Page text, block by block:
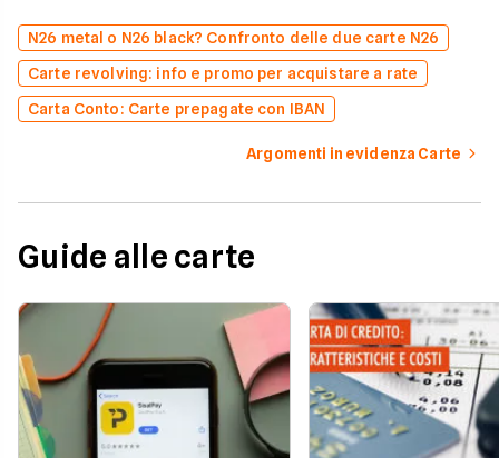
N26 metal o N26 black? Confronto delle due carte N26
Carte revolving: info e promo per acquistare a rate
Carta Conto: Carte prepagate con IBAN
Argomenti in evidenza Carte
Guide alle carte